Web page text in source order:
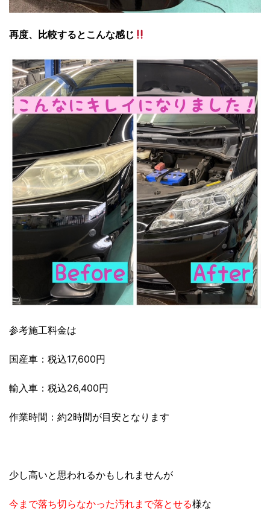
再度、比較するとこんな感じ
参考施工料金は
国産車：税込17,600円
輸入車：税込26,400円
作業時間：約2時間が目安となります
少し高いと思われるかもしれませんが
今まで落ち切らなかった汚れまで落とせる様な